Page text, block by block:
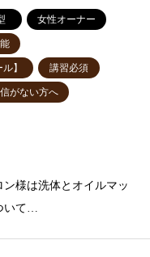
女性オーナー
】 講習必須
がない方へ
様は洗体とオイルマッ
いて…